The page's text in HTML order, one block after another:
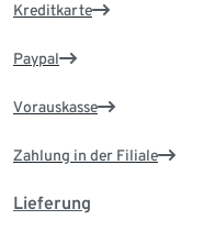
Kreditkarte
Paypal
Vorauskasse
Zahlung in der Filiale
Lieferung